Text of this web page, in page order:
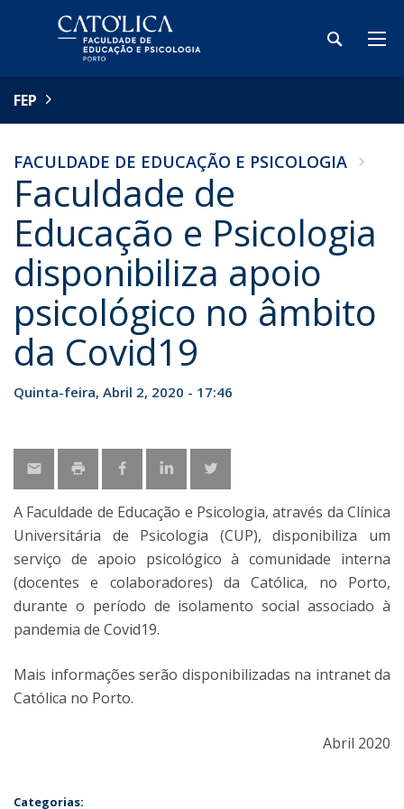
FEP
FACULDADE DE EDUCAÇÃO E PSICOLOGIA
Faculdade de
Educação e Psicologia
disponibiliza apoio
psicológico no âmbito
da Covid19
Quinta-feira, Abril 2, 2020 - 17:46
A Faculdade de Educação e Psicologia, através da Clínica
Universitária de Psicologia (CUP), disponibiliza um
serviço de apoio psicológico à comunidade interna
(docentes e colaboradores) da Católica, no Porto,
durante o período de isolamento social associado à
pandemia de Covid19.
Mais informações serão disponibilizadas na intranet da
Católica no Porto.
Abril 2020
Categorias: